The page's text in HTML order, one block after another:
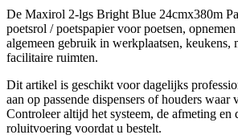
De Maxirol 2-lgs Bright Blue 24cmx380m
poetsrol / poetspapier voor poetsen,
algemeen gebruik in werkplaatsen, keukens,
facilitaire ruimten.
Dit artikel is geschikt voor dagelijks
aan op passende dispensers of houders waar
Controleer altijd het systeem, de afmeting en
roluitvoering voordat u bestelt.